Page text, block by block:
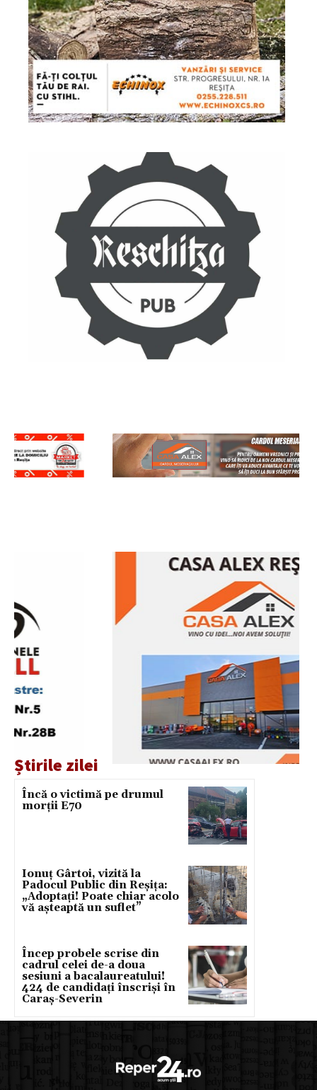
Știrile zilei
Încă o victimă pe drumul
morții E70
Ionuț Gârtoi, vizită la
Padocul Public din Reșița:
„Adoptați! Poate chiar acolo
vă așteaptă un suflet”
Încep probele scrise din
cadrul celei de-a doua
sesiuni a bacalaureatului!
424 de candidați înscriși în
Caraș-Severin